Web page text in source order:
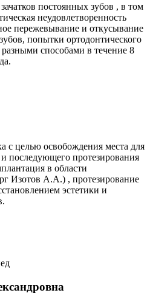
постоянных зубов , в том
неудовлетворенность
пережевывание и откусывание
попытки ортодонтического
способами в течение 8
с целью освобождения места для
последующего протезирования
в области
Изотов А.А.) , протезирование
эстетики и